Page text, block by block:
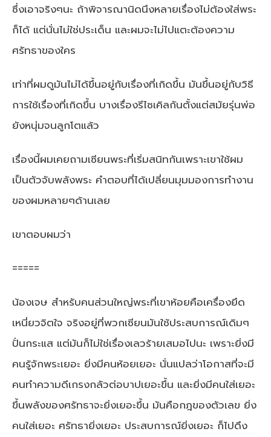
ซึ่งเอาจริงๆนะ ถ้าพิจารณานิดนึงหลายเรื่องไม่ต้องใส่พระ
ก็ได้ แต่นั่นไม่ใช่ประเด็น และผมจะไม่ไปแตะต้องความ
ศรัทธาของใคร
เท่าที่ผมดูมันไม่ได้ขึ้นอยู่กับเรื่องที่เกิดขึ้น มันขึ้นอยู่กับวิธี
การใช้เรื่องที่เกิดขึ้น บางเรื่องรีไซเคิลกันตั้งแต่สมัยรุ่นพ่อ
ยังหนุ่มจนลูกโตแล้ว
เรื่องนี้ผมเคยถามเซียนพระที่เริ่มสนิทกันเพราะเขาใช้ผม
เป็นตัวจับพลังพระ คำตอบที่ได้เปลี่ยนมุมมองการทำงาน
ของผมหลายๆด้านเลย
เขาตอบผมว่า
=====
น้องเจษ สำหรับคนส่วนใหญ่พระที่เขาห้อยคือเครื่องยึด
เหนี่ยวจิตใจ จริงอยู่ที่พวกเซียนมันใช้ประสบการณ์เดิมๆ
ปั่นกระแส แต่มันก็ไม่ใช่เรื่องเลวร้ายเสมอไปนะ เพราะยิ่งมี
คนรู้จักพระเยอะ ยิ่งมีคนห้อยเยอะ นั่นแปลว่าโอกาสที่จะมี
คนทำความดีเกรงกลัวต่อบาปเยอะขึ้น และยิ่งมีคนใส่เยอะ
ขึ้นพลังของศรัทธาจะยิ่งเยอะขึ้น มันคือกฎของตัวเลข ยิ่ง
คนใส่เยอะ ศรัทธายิ่งเยอะ ประสบการณ์ยิ่งเยอะ ก็ไปดึง